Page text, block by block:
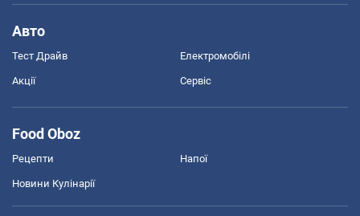
Авто
Тест Драйв Електромобілі
Акції Сервіс
Food Oboz
Рецепти Напої
Новини Кулінарії